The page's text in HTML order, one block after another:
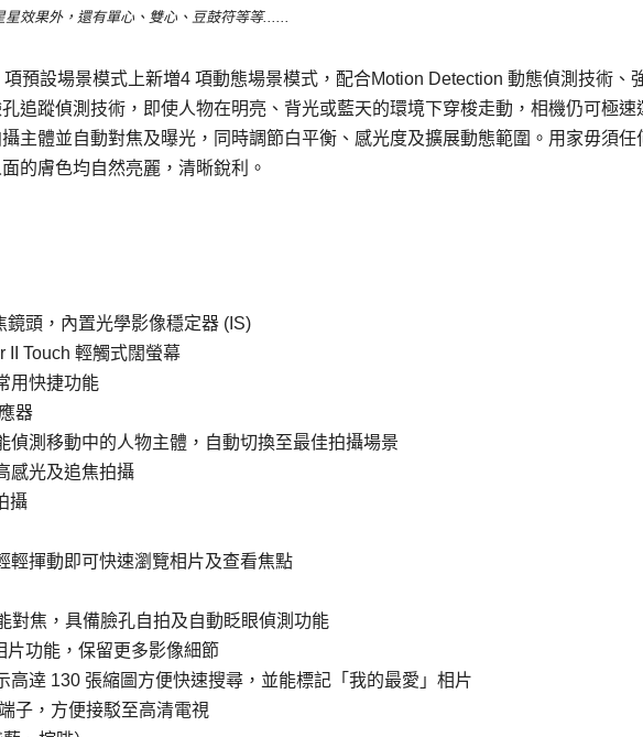
星效果外，還有單心、雙心、豆鼓符等等......
預設場景模式上新増4 項動態場景模式，配合Motion Detection 動態偵測技術、
追蹤偵測技術，即使人物在明亮、背光或藍天的環境下穿梭走動，相機仍可極速
主體並自動對焦及曝光，同時調節白平衡、感光度及擴展動態範圍。用家毋須任
的膚色均自然亮麗，清晰銳利。
鏡頭，內置光學影像穩定器 (IS)
II Touch 輕觸式闊螢幕
用快捷功能
器
偵測移動中的人物主體，自動切換至最佳拍攝場景
感光及追焦拍攝
攝
輕揮動即可快速瀏覽相片及查看焦點
對焦，具備臉孔自拍及自動眨眼偵測功能
功能，保留更多影像細節
高逹 130 張縮圖方便快速搜尋，並能標記「我的最愛」相片
子，方便接駁至高清電視